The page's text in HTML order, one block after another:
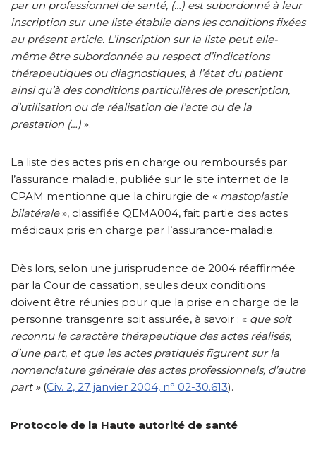
par un professionnel de santé, (…) est subordonné à leur
inscription sur une liste établie dans les conditions fixées
au présent article. L’inscription sur la liste peut elle-
même être subordonnée au respect d’indications
thérapeutiques ou diagnostiques, à l’état du patient
ainsi qu’à des conditions particulières de prescription,
d’utilisation ou de réalisation de l’acte ou de la
prestation (…) ».
La liste des actes pris en charge ou remboursés par
l’assurance maladie, publiée sur le site internet de la
CPAM mentionne que la chirurgie de « mastoplastie
bilatérale», classifiée QEMA004, fait partie des actes
médicaux pris en charge par l’assurance-maladie.
Dès lors, selon une jurisprudence de 2004 réaffirmée
par la Cour de cassation, seules deux conditions
doivent être réunies pour que la prise en charge de la
personne transgenre soit assurée, à savoir : « que soit
reconnu le caractère thérapeutique des actes réalisés,
d’une part, et que les actes pratiqués figurent sur la
nomenclature générale des actes professionnels, d’autre
part »(Civ. 2, 27 janvier 2004, n° 02-30.613).
Protocole de la Haute autorité de santé